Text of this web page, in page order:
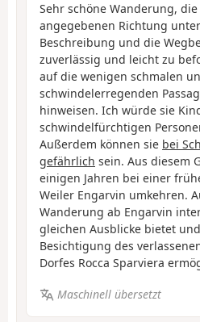
Sehr schöne Wanderung,
angegebenen Richtung
Beschreibung und die
zuverlässig und leicht zu
auf die wenigen schmalen
schwindelerregenden
hinweisen. Ich würde sie
schwindelfürchtigen
Außerdem können sie bei
gefährlich sein. Aus diesem
einigen Jahren bei einer
Weiler Engarvin umkehren.
Wanderung ab Engarvin
gleichen Ausblicke bietet
Besichtigung des
Dorfes Rocca Sparviera
Maschinell übersetzt